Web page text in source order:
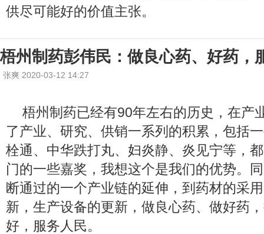
供尽可能好的价值主张。
梧州制药彭伟民：做良心药、好药，
张爽 2020-03-12 14:27
梧州制药已经有90年左右的历史，在产
了产业、研究、供销一系列的积累，包括
栓通、中华跌打丸、妇炎静、炎见宁等，
门的一些嘉奖，我想这个是我们的优势。
断通过的一个产业链的延伸，到药材的采
新，生产设备的更新，做良心药、做好药
好，服务人民。